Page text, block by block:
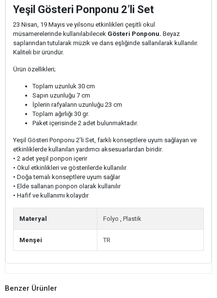
Yeşil Gösteri Ponponu 2’li Set
23 Nisan, 19 Mayıs ve yılsonu etkinlikleri çeşitli okul
müsamerelerinde kullanılabilecek Gösteri Ponponu. Beyaz
saplarından tutularak müzik ve dans eşliğinde sallanılarak kullanılır.
Kaliteli bir üründür.
Ürün özellikleri;
Toplam uzunluk 30 cm
Sapın uzunluğu 7 cm
İplerin rafyaların uzunluğu 23 cm
Toplam ağırlığı 30 gr.
Paket içerisinde 2 adet bulunmaktadır.
Yeşil Gösteri Ponponu 2’li Set, farklı konseptlere uyum sağlayan ve
etkinliklerde kullanılan yardımcı aksesuarlardan biridir.
• 2 adet yeşil ponpon içerir
• Okul etkinlikleri ve gösterilerde kullanılır
• Doğa temalı konseptlere uyum sağlar
• Elde sallanan ponpon olarak kullanılır
• Hafif ve kullanımı kolaydır
Materyal Folyo , Plastik
Menşei TR
Benzer Ürünler